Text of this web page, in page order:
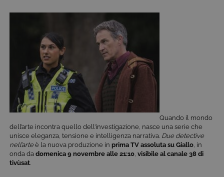
Quando il mondo
dell’arte incontra quello dell’investigazione, nasce una serie che
unisce eleganza, tensione e intelligenza narrativa. Due detective
nell’arte è la nuova produzione in prima TV assoluta su Giallo , in
onda da domenica 9 novembre alle 21:10 visibile al canale 38 di
tivùsat